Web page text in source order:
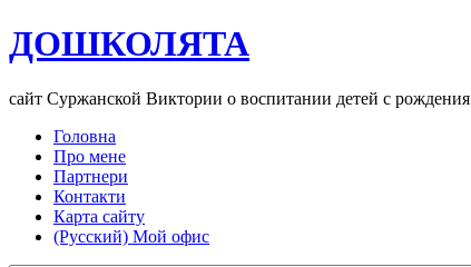
ДОШКОЛЯТА
сайт Суржанской Виктории о воспитании детей с
Головна
Про мене
Партнери
Контакти
Карта сайту
(Русский) Мой офис